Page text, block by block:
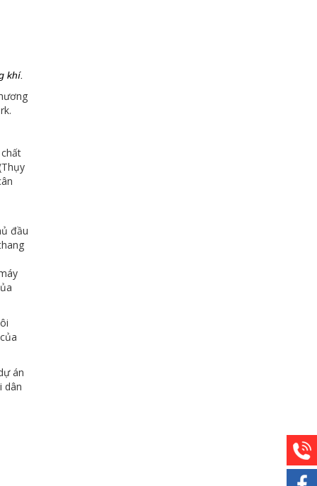
khí.
đầu
án
dân